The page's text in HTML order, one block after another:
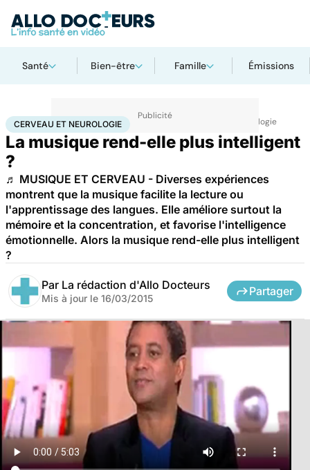
Santé Bien-être Famille Émissions
AccueilSantéMaladiesMaladies neurologiques Cerveau et neurologie
CERVEAU ET NEUROLOGIE
La musique rend-elle plus intelligent
?
♬ MUSIQUE ET CERVEAU - Diverses expériences
montrent que la musique facilite la lecture ou
l'apprentissage des langues. Elle améliore surtout la
mémoire et la concentration, et favorise l'intelligence
émotionnelle. Alors la musique rend-elle plus intelligent
?
Par La rédaction d'Allo Docteurs
Mis à jour le 16/03/2015
Partager